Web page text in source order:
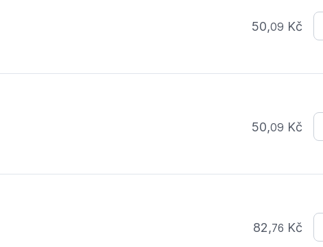
50,09 Kč
50,09 Kč
82,76 Kč